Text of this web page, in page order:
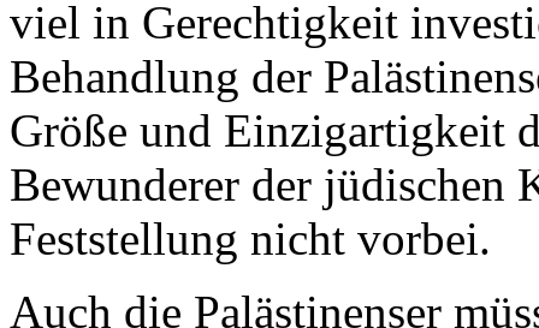
viel in Gerechtigkeit
Behandlung der
Größe und Einzigartigkeit
Bewunderer der jüdischen
Feststellung nicht vorbei.
Auch die Palästinenser